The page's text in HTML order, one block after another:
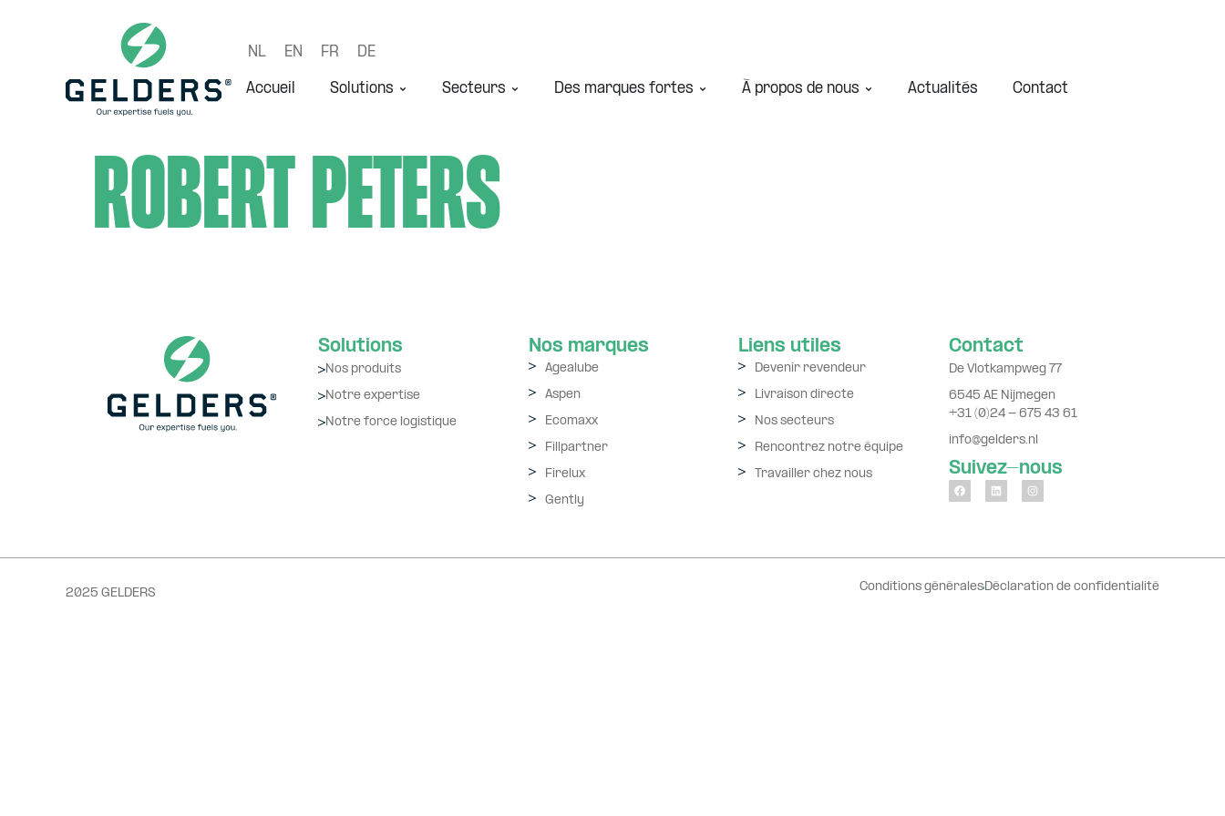
NL EN FR DE
Accueil Solutions Secteurs Des marques fortes À propos de nous Actualités Contact
Robert Peters
Solutions
Nos produits
Notre expertise
Notre force logistique
Nos marques
Agealube
Aspen
Ecomaxx
Fillpartner
Firelux
Gently
Liens utiles
Devenir revendeur
Livraison directe
Nos secteurs
Rencontrez notre équipe
Travailler chez nous
Contact
De Vlotkampweg 77
6545 AE Nijmegen
+31 (0)24 - 675 43 61
info@gelders.nl
Suivez-nous
2025 GELDERS Conditions généralesDéclaration de confidentialité